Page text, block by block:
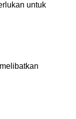
untuk